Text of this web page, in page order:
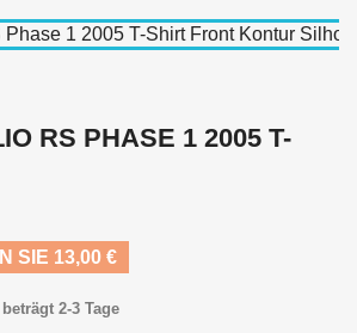
RS PHASE 1 2005 T-
SIE 13,00 €
2-3 Tage